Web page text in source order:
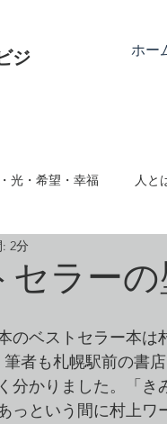
ホー
ジ
光・希望・幸福 人と
関係
向転換・改める ク
セラーの
2分
のベストセラー本は
者も札幌駅前の書
分かりました。「
っという間に村上